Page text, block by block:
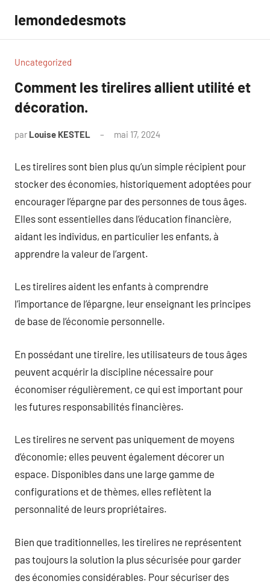
contenu
lemondedesmots
Uncategorized
Comment les tirelires allient utilité et
décoration.
par Louise KESTEL mai 17, 2024
Les tirelires sont bien plus qu’un simple récipient pour
stocker des économies, historiquement adoptées pour
encourager l’épargne par des personnes de tous âges.
Elles sont essentielles dans l’éducation financière,
aidant les individus, en particulier les enfants, à
apprendre la valeur de l’argent.
Les tirelires aident les enfants à comprendre
l’importance de l’épargne, leur enseignant les principes
de base de l’économie personnelle.
En possédant une tirelire, les utilisateurs de tous âges
peuvent acquérir la discipline nécessaire pour
économiser régulièrement, ce qui est important pour
les futures responsabilités financières.
Les tirelires ne servent pas uniquement de moyens
d’économie; elles peuvent également décorer un
espace. Disponibles dans une large gamme de
configurations et de thèmes, elles reflètent la
personnalité de leurs propriétaires.
Bien que traditionnelles, les tirelires ne représentent
pas toujours la solution la plus sécurisée pour garder
des économies considérables. Pour sécuriser des